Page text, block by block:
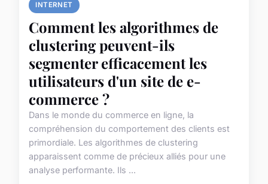
INTERNET
Comment les algorithmes de
clustering peuvent-ils
segmenter efficacement les
utilisateurs d'un site de e-
commerce ?
Dans le monde du commerce en ligne, la
compréhension du comportement des clients est
primordiale. Les algorithmes de clustering
apparaissent comme de précieux alliés pour une
analyse performante. Ils ...